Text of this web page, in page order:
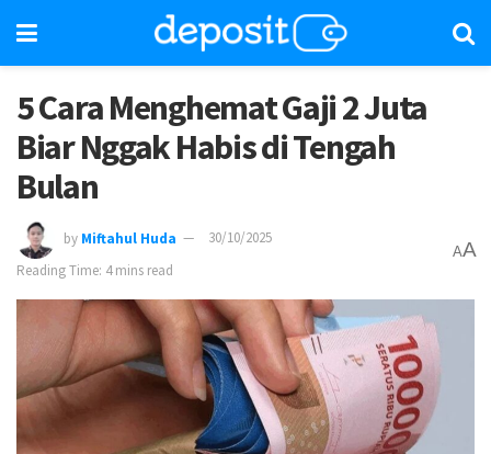
5 Cara Menghemat Gaji 2 Juta
Biar Nggak Habis di Tengah
Bulan
by Miftahul Huda
30/10/2025
Reading Time: 4 mins read
AA